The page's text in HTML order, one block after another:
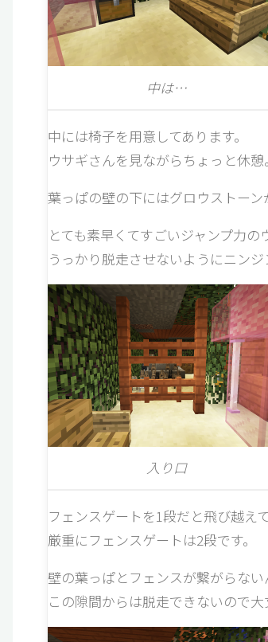
中は…
中には椅子を用意してあります。
ウサギさんを見ながらちょっと休憩。
葉っぱの壁の下にはグロウストーン
とても素早くてすごいジャンプ力の
うっかり脱走させないようにニンジ
入り口
フェンスゲートを1段だと飛び越え
厳重にフェンスゲートは2段です。
壁の葉っぱとフェンスが繋がらない
この隙間からは脱走できないので大